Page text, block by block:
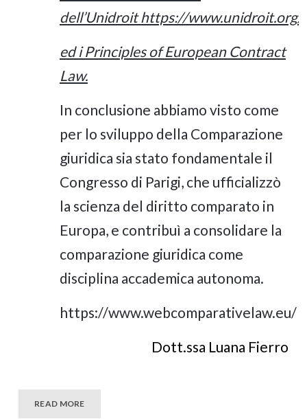
dell’Unidroithttps://www.unidroit.org/
ed i Principles of European Contract
Law.
In conclusione abbiamo visto come
per lo sviluppo della Comparazione
giuridica sia stato fondamentale il
Congresso di Parigi, che ufficializzò
la scienza del diritto comparato in
Europa, e contribuì a consolidare la
comparazione giuridica come
disciplina accademica autonoma.
https://www.webcomparativelaw.eu/
Dott.ssa Luana Fierro
READ MORE